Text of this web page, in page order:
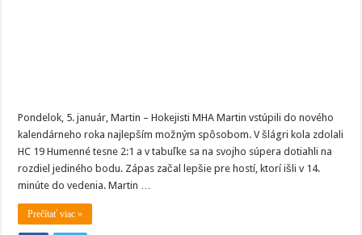
Pondelok, 5. január, Martin – Hokejisti MHA Martin vstúpili do nového
kalendárneho roka najlepším možným spôsobom. V šlágri kola zdolali
HC 19 Humenné tesne 2:1 a v tabuľke sa na svojho súpera dotiahli na
rozdiel jediného bodu. Zápas začal lepšie pre hostí, ktorí išli v 14.
minúte do vedenia. Martin …
Prečítať viac »